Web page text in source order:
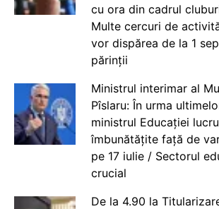
cu ora din cadrul
Multe cercuri de
vor dispărea de la 1
părinții
Ministrul interimar al
Pîslaru: În urma
ministrul Educației
îmbunătățite față de
pe 17 iulie / Sectorul
crucial
De la 4.90 la